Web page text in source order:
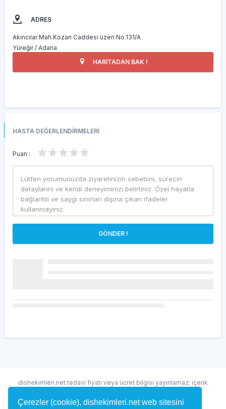
Çerezler (cookie), dishekimleri.net web sitesini
ADRES
Akıncılar Mah.Kozan Caddesi üzeri No.131/A
Yüreğir / Adana
HARİTADAN BAK !
HASTA DEĞERLENDİRMELERİ
Puan :
GÖNDER !
dishekimleri.net tedavi fiyatı veya ücret bilgisi yayınlamaz; içerik